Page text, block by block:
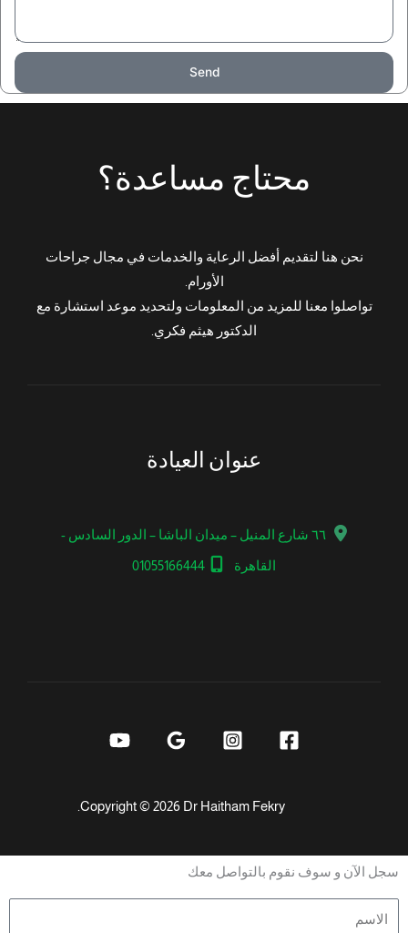
Send
محتاج مساعدة؟
نحن هنا لتقديم أفضل الرعاية والخدمات في مجال جراحات
الأورام.
تواصلوا معنا للمزيد من المعلومات ولتحديد موعد استشارة مع
الدكتور هيثم فكري.
عنوان العيادة
٦٦ شارع المنيل – ميدان الباشا – الدور السادس -
القاهرة 01055166444
Copyright © 2026 Dr Haitham Fekry.
سجل الآن و سوف نقوم بالتواصل معك